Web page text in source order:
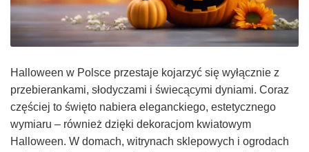
Halloween w Polsce przestaje kojarzyć się wyłącznie z
przebierankami, słodyczami i świecącymi dyniami. Coraz
częściej to święto nabiera eleganckiego, estetycznego
wymiaru – również dzięki dekoracjom kwiatowym
Halloween. W domach, witrynach sklepowych i ogrodach